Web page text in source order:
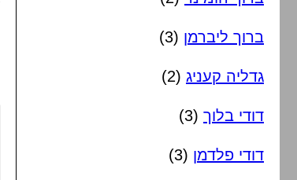
ברוך ליברמן (3)
גדליה קעניג (2)
דודי בלוך (3)
דודי פלדמן (3)